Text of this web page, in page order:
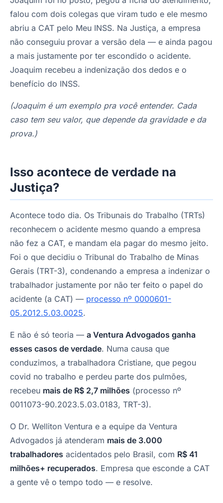
falou com dois colegas que viram tudo e ele mesmo
abriu a CAT pelo Meu INSS. Na Justiça, a empresa
não conseguiu provar a versão dela — e ainda pagou
a mais justamente por ter escondido o acidente.
Joaquim recebeu a indenização dos dedos e o
benefício do INSS.
(Joaquim é um exemplo pra você entender. Cada
caso tem seu valor, que depende da gravidade e da
prova.)
Isso acontece de verdade na
Justiça?
Acontece todo dia. Os Tribunais do Trabalho (TRTs)
reconhecem o acidente mesmo quando a empresa
não fez a CAT, e mandam ela pagar do mesmo jeito.
Foi o que decidiu o Tribunal do Trabalho de Minas
Gerais (TRT-3), condenando a empresa a indenizar o
trabalhador justamente por não ter feito o papel do
acidente (a CAT) — processo nº 0000601-
05.2012.5.03.0025.
E não é só teoria — a Ventura Advogados ganha
esses casos de verdade. Numa causa que
conduzimos, a trabalhadora Cristiane, que pegou
covid no trabalho e perdeu parte dos pulmões,
recebeu mais de R$ 2,7 milhões (processo nº
0011073-90.2023.5.03.0183, TRT-3).
O Dr. Welliton Ventura e a equipe da Ventura
Advogados já atenderam mais de 3.000
trabalhadores acidentados pelo Brasil, com R$ 41
milhões+ recuperados. Empresa que esconde a CAT
a gente vê o tempo todo — e resolve.